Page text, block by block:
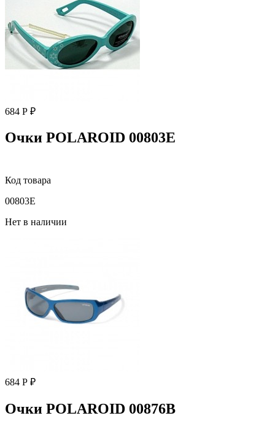
684 Р ₽
Очки POLAROID 00803E
Код товара
00803E
Нет в наличии
684 Р ₽
Очки POLAROID 00876B